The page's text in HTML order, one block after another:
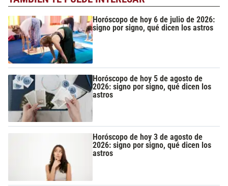
Horóscopo de hoy 6 de julio de 2026:
signo por signo, qué dicen los astros
Horóscopo de hoy 5 de agosto de
2026: signo por signo, qué dicen los
astros
Horóscopo de hoy 3 de agosto de
2026: signo por signo, qué dicen los
astros